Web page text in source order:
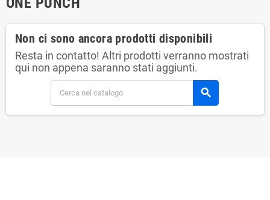
Non ci sono ancora prodotti disponibili
Resta in contatto! Altri prodotti verranno mostrati
qui non appena saranno stati aggiunti.
search